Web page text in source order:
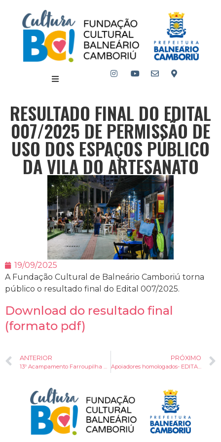
RESULTADO FINAL DO EDITAL
007/2025 DE PERMISSÃO DE
USO DOS ESPAÇOS PÚBLICO
DA VILA DO ARTESANATO
19/09/2025
A Fundação Cultural de Balneário Camboriú torna
público o resultado final do Edital 007/2025.
Download do resultado final
(formato pdf)
ANTERIOR PRÓXIMO
Apoiadores homologados- EDITAL Nº 009/2025/FCBC – EDITAL PARA APOIO AO 13º ACAMPAMENTO E FESTA FARROUPILHA 2025